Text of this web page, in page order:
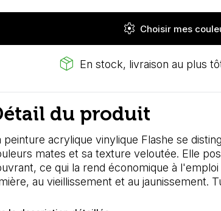
settings Choisir mes
package_2 En stock, livraison au plus
du produit
peinture acrylique vinylique Flashe se
mates et sa texture veloutée. Elle
ce qui la rend économique à
au vieillissement et au jaunissement.